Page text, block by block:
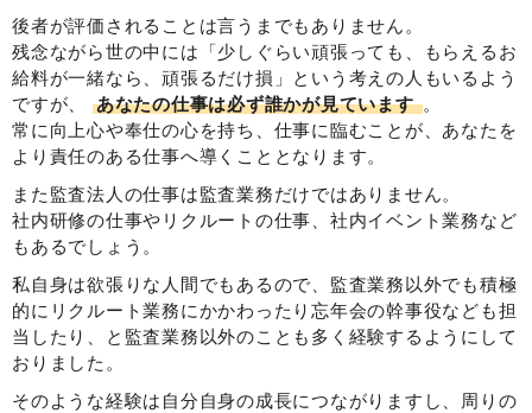
後者が評価されることは言うまでもありません。
残念ながら世の中には「少しぐらい頑張っても、もらえるお
給料が一緒なら、頑張るだけ損」という考えの人もいるよう
ですが、
あなたの仕事は必ず誰かが見ています 。
常に向上心や奉仕の心を持ち、仕事に臨むことが、あなたを
より責任のある仕事へ導くこととなります。
また監査法人の仕事は監査業務だけではありません。
社内研修の仕事やリクルートの仕事、社内イベント業務など
もあるでしょう。
私自身は欲張りな人間でもあるので、監査業務以外でも積極
的にリクルート業務にかかわったり忘年会の幹事役なども担
当したり、と監査業務以外のことも多く経験するようにして
おりました。
そのような経験は自分自身の成長につながりますし、周りの